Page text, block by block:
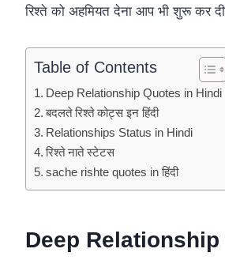
रिश्ते को अहमियत देना आप भी शुरू कर
Table of Contents
Deep Relationship Quotes in Hindi
बदलते रिश्ते कोट्स इन हिंदी
Relationships Status in Hindi
रिश्ते नाते स्टेटस
sache rishte quotes in हिंदी
Deep